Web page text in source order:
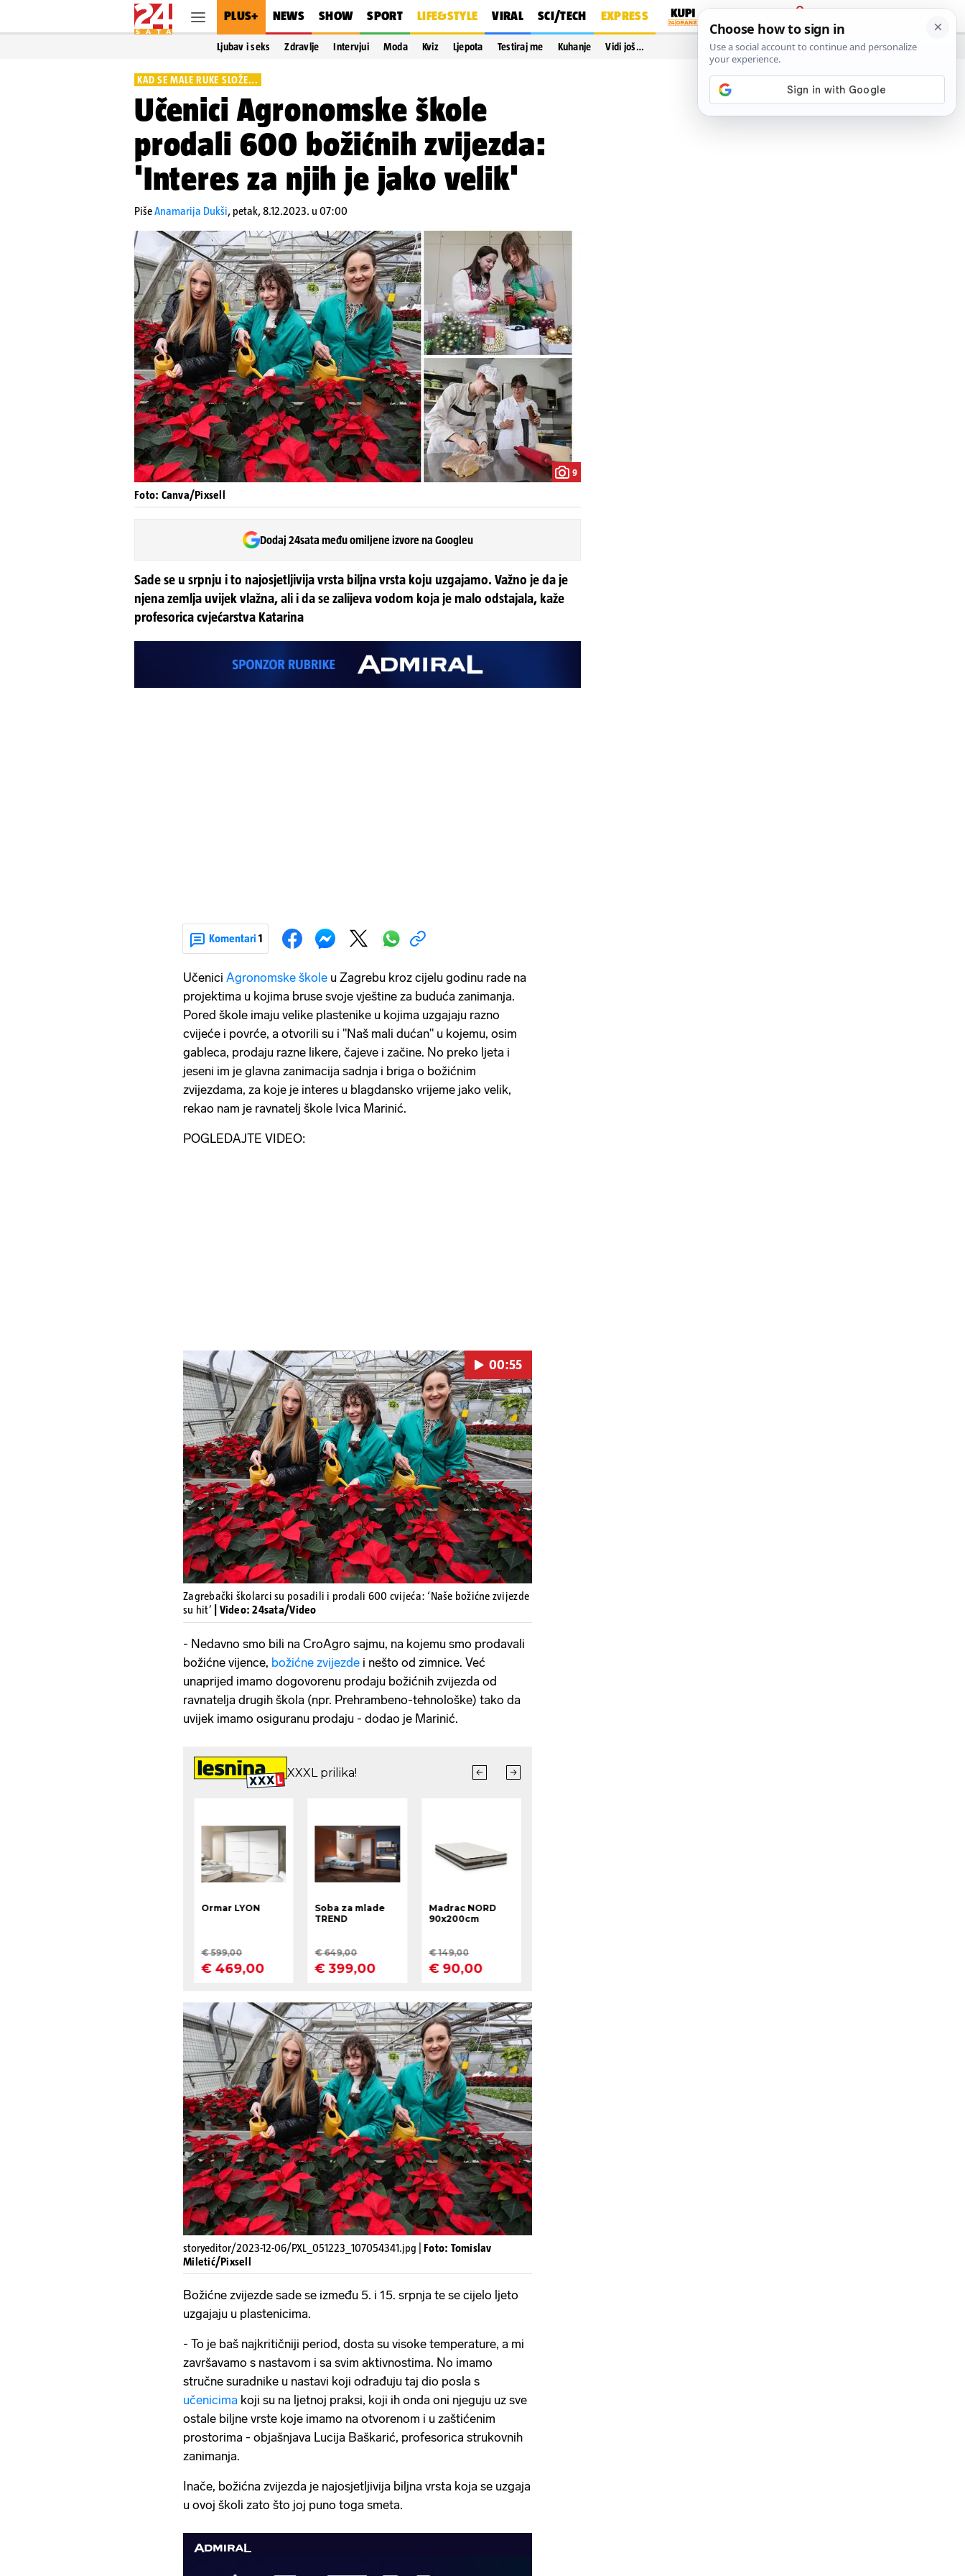
PLUS+ NEWS SHOW SPORT LIFE&STYLE VIRAL SCI/TECH EXPRESS
PRIJAVA
Ljubav i seks Zdravlje Intervjui Moda Kviz Ljepota Testiraj me Kuhanje Vidi još…
KAD SE MALE RUKE SLOŽE...
Učenici Agronomske škole
prodali 600 božićnih zvijezda:
'Interes za njih je jako velik'
PišeAnamarija Dukši, petak, 8.12.2023. u 07:00
9
Foto: Canva/Pixsell
Dodaj 24sata među omiljene izvore na Googleu
Sade se u srpnju i to najosjetljivija vrsta biljna vrsta koju uzgajamo. Važno je da je
njena zemlja uvijek vlažna, ali i da se zalijeva vodom koja je malo odstajala, kaže
profesorica cvjećarstva Katarina
Komentari 1
Učenici Agronomske škole u Zagrebu kroz cijelu godinu rade na
projektima u kojima bruse svoje vještine za buduća zanimanja.
Pored škole imaju velike plastenike u kojima uzgajaju razno
cvijeće i povrće, a otvorili su i "Naš mali dućan" u kojemu, osim
gableca, prodaju razne likere, čajeve i začine. No preko ljeta i
jeseni im je glavna zanimacija sadnja i briga o božićnim
zvijezdama, za koje je interes u blagdansko vrijeme jako velik,
rekao nam je ravnatelj škole Ivica Marinić.
POGLEDAJTE VIDEO:
Pokretanje videa...
00:55
Zagrebački školarci su posadili i prodali 600 cvijeća: ‘Naše božićne zvijezde
su hit’
| Video: 24sata/Video
- Nedavno smo bili na CroAgro sajmu, na kojemu smo prodavali
božićne vijence, božićne zvijezde i nešto od zimnice. Već
unaprijed imamo dogovorenu prodaju božićnih zvijezda od
ravnatelja drugih škola (npr. Prehrambeno-tehnološke) tako da
uvijek imamo osiguranu prodaju - dodao je Marinić.
storyeditor/2023-12-06/PXL_051223_107054341.jpg | Foto: Tomislav
Miletić/Pixsell
Božićne zvijezde sade se između 5. i 15. srpnja te se cijelo ljeto
uzgajaju u plastenicima.
- To je baš najkritičniji period, dosta su visoke temperature, a mi
završavamo s nastavom i sa svim aktivnostima. No imamo
stručne suradnike u nastavi koji odrađuju taj dio posla s
učenicima koji su na ljetnoj praksi, koji ih onda oni njeguju uz sve
ostale biljne vrste koje imamo na otvorenom i u zaštićenim
prostorima - objašnjava Lucija Baškarić, profesorica strukovnih
zanimanja.
Inače, božićna zvijezda je najosjetljivija biljna vrsta koja se uzgaja
u ovoj školi zato što joj puno toga smeta.